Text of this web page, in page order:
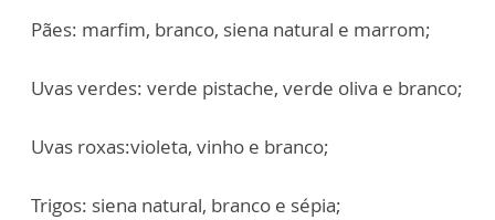
Pães: marfim, branco, siena natural e marrom;
Uvas verdes: verde pistache, verde oliva e branco;
Uvas roxas:violeta, vinho e branco;
Trigos: siena natural, branco e sépia;